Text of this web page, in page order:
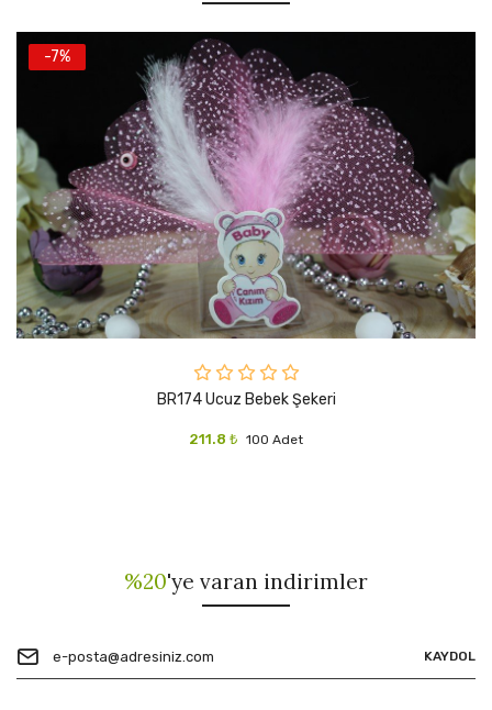
3 Taksit 120,87₺ 362.623₺
6 Taksit 62,13₺
9 Taksit 43,30₺ 389.735
12 Taksit 33,89 ₺ 406.68₺
-7%
BR174 Ucuz Bebek Şekeri
211.8 ₺ 100 Adet
%20'ye varan indirimler
KAYDOL